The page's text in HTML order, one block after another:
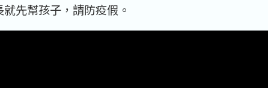
先幫孩子，請防疫假。